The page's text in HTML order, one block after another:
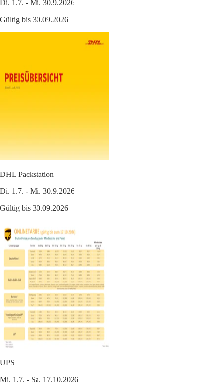
Di. 1.7. - Mi. 30.9.2026
Gültig bis 30.09.2026
DHL Packstation
Di. 1.7. - Mi. 30.9.2026
Gültig bis 30.09.2026
UPS
Mi. 1.7. - Sa. 17.10.2026